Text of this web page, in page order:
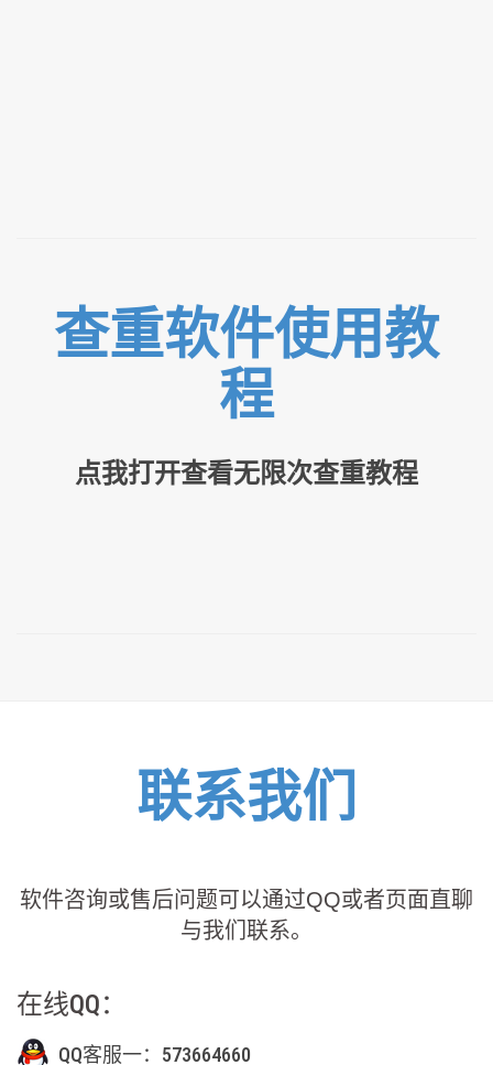
查重软件使用教
程
点我打开查看无限次查重教程
联系我们
软件咨询或售后问题可以通过QQ或者页面直聊
与我们联系。
在线QQ：
QQ客服一：573664660